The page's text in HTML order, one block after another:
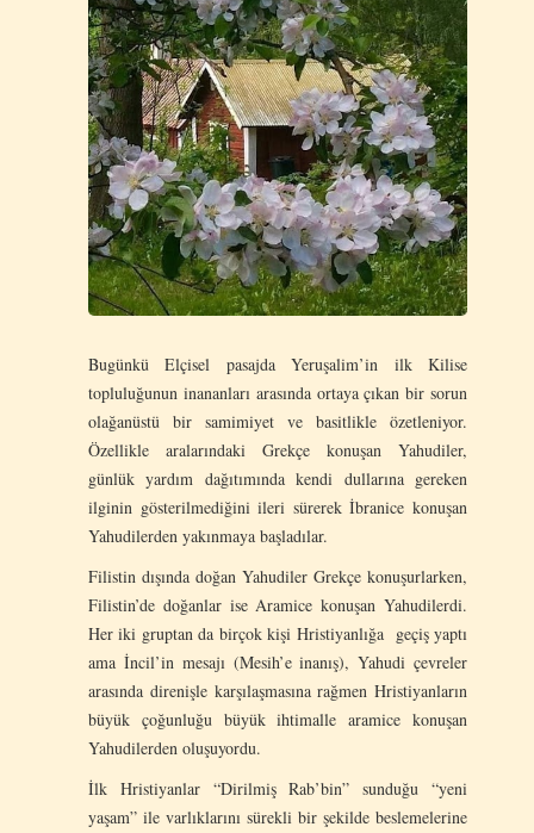
Bugünkü Elçisel pasajda Yeruşalim’in ilk Kilise
topluluğunun inananları arasında ortaya çıkan bir sorun
olağanüstü bir samimiyet ve basitlikle özetleniyor.
Özellikle aralarındaki Grekçe konuşan Yahudiler,
günlük yardım dağıtımında kendi dullarına gereken
ilginin gösterilmediğini ileri sürerek İbranice konuşan
Yahudilerden yakınmaya başladılar.
Filistin dışında doğan Yahudiler Grekçe konuşurlarken,
Filistin’de doğanlar ise Aramice konuşan Yahudilerdi.
Her iki gruptan da birçok kişi Hristiyanlığa geçiş yaptı
ama İncil’in mesajı (Mesih’e inanış), Yahudi çevreler
arasında direnişle karşılaşmasına rağmen Hristiyanların
büyük çoğunluğu büyük ihtimalle aramice konuşan
Yahudilerden oluşuyordu.
İlk Hristiyanlar “Dirilmiş Rab’bin” sunduğu “yeni
yaşam” ile varlıklarını sürekli bir şekilde beslemelerine